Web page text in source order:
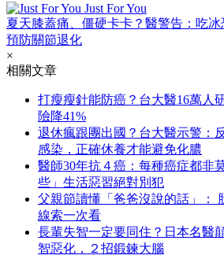
Just For You
夏天膝蓋痛、僵硬卡卡？醫警告：吃
預防關節退化
×
相關文章
打瘦瘦針能防癌？台大醫16萬人
險降41%
退休瘋跟團出國？台大醫示警：
感染，正確休養才能避免化膿
醫師30年抗４癌：每種癌症都非
些」生活惡習絕對別犯
父親節讀懂「爸爸沒說的話」：
線索一次看
長輩失智一定要同住？日本名醫
智惡化，２招鍛鍊大腦